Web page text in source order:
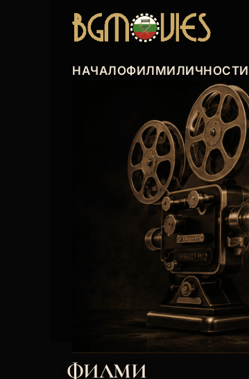
НАЧАЛОФИЛМИЛИЧНОСТИ
ФИЛМИ